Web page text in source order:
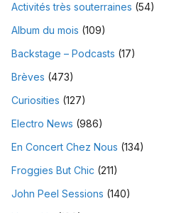
Activités très souterraines (54)
Album du mois (109)
Backstage – Podcasts (17)
Brèves (473)
Curiosities (127)
Electro News (986)
En Concert Chez Nous (134)
Froggies But Chic (211)
John Peel Sessions (140)